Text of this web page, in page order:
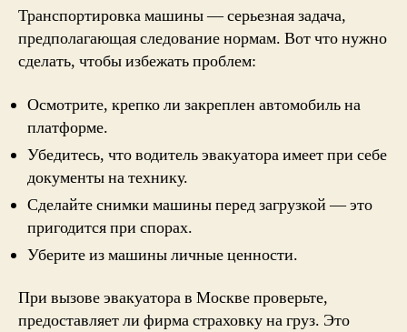
Транспортировка машины — серьезная задача,
предполагающая следование нормам. Вот что нужно
сделать, чтобы избежать проблем:
Осмотрите, крепко ли закреплен автомобиль на
платформе.
Убедитесь, что водитель эвакуатора имеет при себе
документы на технику.
Сделайте снимки машины перед загрузкой — это
пригодится при спорах.
Уберите из машины личные ценности.
При вызове эвакуатора в Москве проверьте,
предоставляет ли фирма страховку на груз. Это